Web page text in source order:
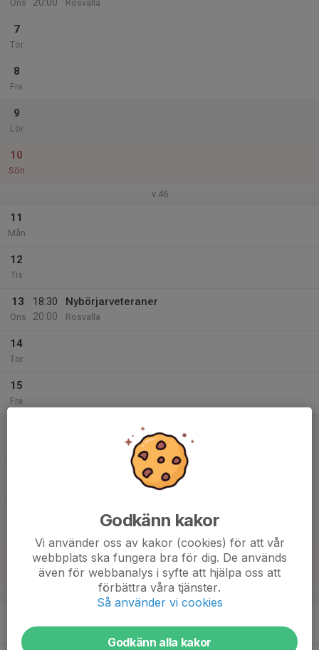
Ons Rosvalla
7
Tor
8
Fre
9
Lör
10
Sön
v.46
11
Mån
12
Tis
13
Ons
18:30
20:00
Nybörjarveteraner
Rosvalla
14
Tor
15
Fre
KLUBBMÄSTERSKAP
Save the date Klubbmästerskap
Klubbmästerskap 2024 (alla grupper)
Multihallen
v.47
Mån
Godkänn kakor
Vi använder oss av kakor (cookies) för att vår
webbplats ska fungera bra för dig. De används
även för webbanalys i syfte att hjälpa oss att
förbättra våra tjänster.
Så använder vi cookies
Godkänn alla kakor